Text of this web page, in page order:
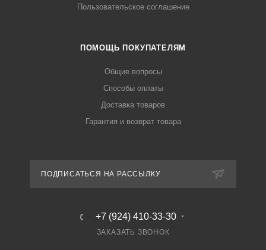
Пользовательское соглашение
ПОМОЩЬ ПОКУПАТЕЛЯМ
Общие вопросы
Способы оплаты
Доставка товаров
Гарантия и возврат товара
ПОДПИСАТЬСЯ НА РАССЫЛКУ
+7 (924) 410-33-30
ЗАКАЗАТЬ ЗВОНОК